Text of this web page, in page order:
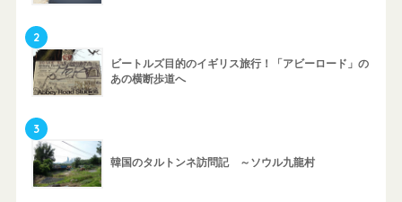
2
ビートルズ目的のイギリス旅行！「アビーロード」の
あの横断歩道へ
3
韓国のタルトンネ訪問記 ～ソウル九龍村